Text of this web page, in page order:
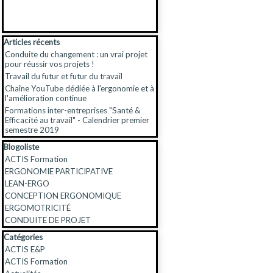
Sauter le bloc Articles récents
Articles récents
Conduite du changement : un vrai projet
pour réussir vos projets !
Travail du futur et futur du travail
Chaîne YouTube dédiée à l'ergonomie et à
l'amélioration continue
Formations inter-entreprises "Santé &
Efficacité au travail" - Calendrier premier
semestre 2019
Sauter le bloc Blogoliste
Blogoliste
ACTIS Formation
ERGONOMIE PARTICIPATIVE
LEAN-ERGO
CONCEPTION ERGONOMIQUE
ERGOMOTRICITÉ
CONDUITE DE PROJET
Sauter le bloc Catégories
Catégories
ACTIS E&P
ACTIS Formation